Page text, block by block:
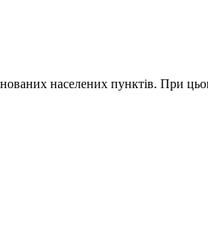
населених пунктів. При